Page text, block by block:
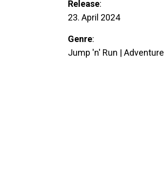
Release:
23. April 2024
Genre:
Jump 'n' Run | Adventure